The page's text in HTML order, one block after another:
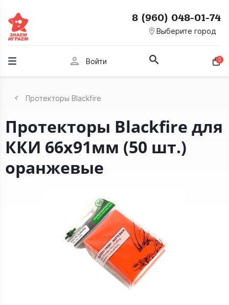
room Выберите город
8 (960) 048-01-74
person Войти 0
Протекторы Blackfire
Протекторы Blackfire для
ККИ 66x91мм (50 шт.)
оранжевые